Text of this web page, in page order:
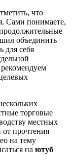
что
Сами понимаете,
объединить
для себя
торговые
местных
прочтения
на тему
на ютуб